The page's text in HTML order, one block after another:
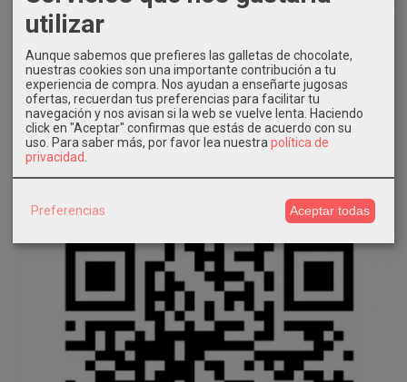
utilizar
Aunque sabemos que prefieres las galletas de chocolate,
nuestras cookies son una importante contribución a tu
experiencia de compra. Nos ayudan a enseñarte jugosas
ofertas, recuerdan tus preferencias para facilitar tu
navegación y nos avisan si la web se vuelve lenta. Haciendo
click en "Aceptar" confirmas que estás de acuerdo con su
uso. Para saber más, por favor lea nuestra política de
privacidad
Preferencias Aceptar todas